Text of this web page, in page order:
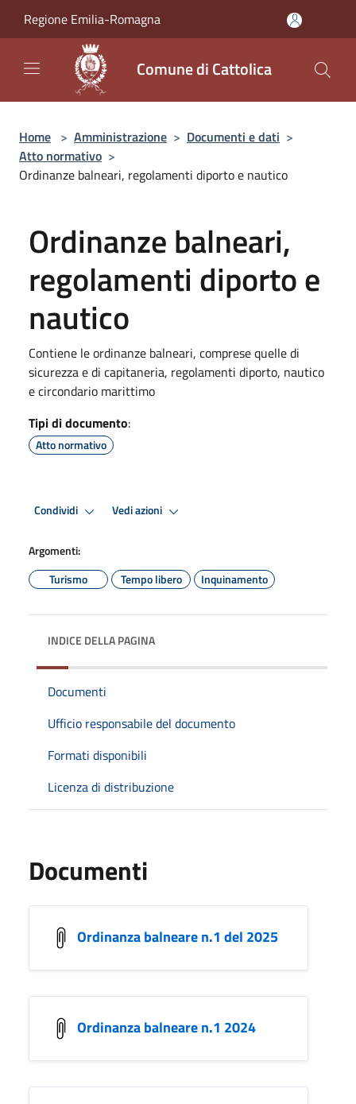
Regione Emilia-Romagna
Comune di Cattolica
Home > Amministrazione > Documenti e dati >
Atto normativo >
Ordinanze balneari, regolamenti diporto e nautico
Ordinanze balneari,
regolamenti diporto e
nautico
Contiene le ordinanze balneari, comprese quelle di
sicurezza e di capitaneria, regolamenti diporto, nautico
e circondario marittimo
Tipi di documento:
Atto normativo
Condividi Vedi azioni
Argomenti:
Turismo
Tempo libero Inquinamento
INDICE DELLA PAGINA
Documenti
Ufficio responsabile del documento
Formati disponibili
Licenza di distribuzione
Documenti
Ordinanza balneare n.1 del 2025
Ordinanza balneare n.1 2024